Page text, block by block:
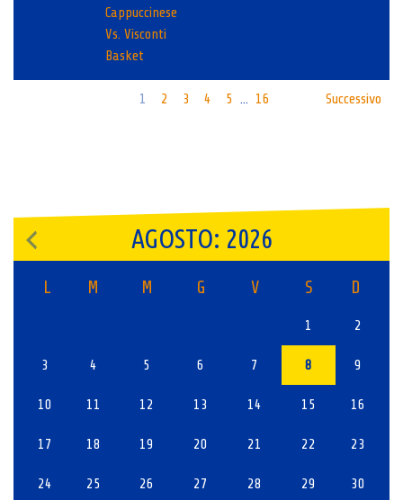
Cappuccinese
Vs. Visconti
Basket
1 2 3 4 5 16 Successivo
AGOSTO: 2026
L M M G V S D
1 2
3 4 5 6 7 8 9
10 11 12 13 14 15 16
17 18 19 20 21 22 23
24 25 26 27 28 29 30